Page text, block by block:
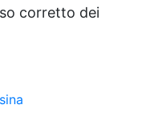
corretto dei